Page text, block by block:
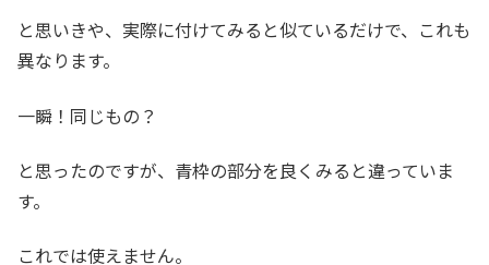
と思いきや、実際に付けてみると似ているだけで、これも
異なります。
一瞬！同じもの？
と思ったのですが、青枠の部分を良くみると違っていま
す。
これでは使えません。